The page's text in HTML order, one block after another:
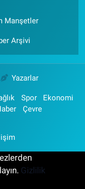
Manşetler
Arşivi
Yazarlar
Spor
Ekonomi
Çevre
Gizlilik